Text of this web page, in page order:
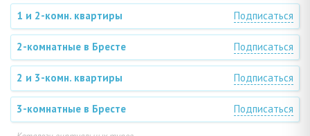
1 и 2-комн. квартиры Подписаться
2-комнатные в Бресте Подписаться
2 и 3-комн. квартиры Подписаться
3-комнатные в Бресте Подписаться